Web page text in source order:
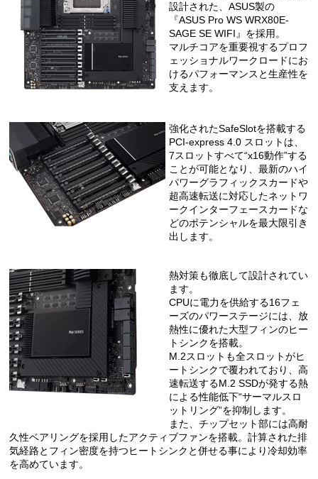
設計された、ASUS製の
『ASUS Pro WS WRX80E-
SAGE SE WIFI』を採用。
マルチコアを重要視するプロフ
ェッショナルワークロードにお
けるパフォーマンスと生産性を
支えます。
強化されたSafeSlotを搭載する
PCI-express 4.0 スロットは、
7スロットすべて“x16動作”する
ことが可能となり、最新のハイ
パワーグラフィックスカードや
超高速転送に対応したネットワ
ークインターフェースカードな
どのポテンシャルを最大限引き
出します。
熱対策も徹底して設計されてい
ます。
CPUに電力を供給する16フェ
ーズのパワーステージには、放
熱性に優れた大型フィンのヒー
トシンクを搭載。
M.2スロットも全スロットがヒ
ートシンクで覆われており、高
速転送するM.2 SSDが発する熱
による性能低下“サーマルスロ
ットリング”を抑制します。
また、チップセット部には高耐
久性ベアリングを採用したアクティブファンを搭載。計算された排
気経路とフィン密度を持つヒートシンクと併せる事により冷却効率
を高めています。